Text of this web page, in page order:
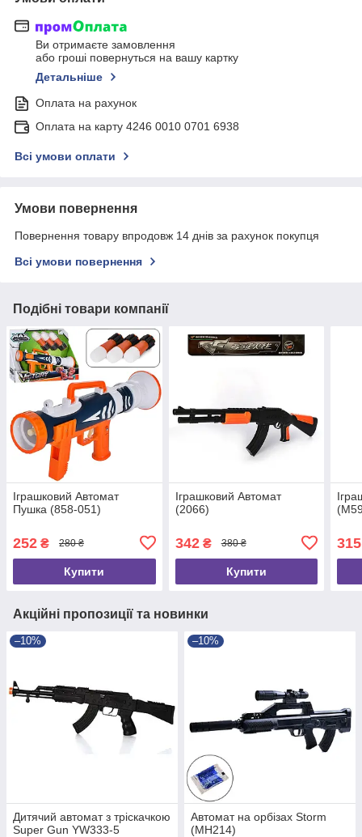
Ви отримаєте замовлення
або гроші повернуться на вашу картку
Детальніше
Оплата на рахунок
Оплата на карту 4246 0010 0701 6938
Всі умови оплати
Умови повернення
Повернення товару впродовж 14 днів за рахунок покупця
Всі умови повернення
Подібні товари компанії
Іграшковий Автомат
Пушка (858-051)
252 ₴ 280 ₴
Купити
Іграшковий Автомат
(2066)
342₴ 380 ₴
Купити
315
Акційні пропозиції та новинки
–10%
Дитячий автомат з тріскачкою
Super Gun YW333-5
–10%
Автомат на орбізах Storm
(MH214)